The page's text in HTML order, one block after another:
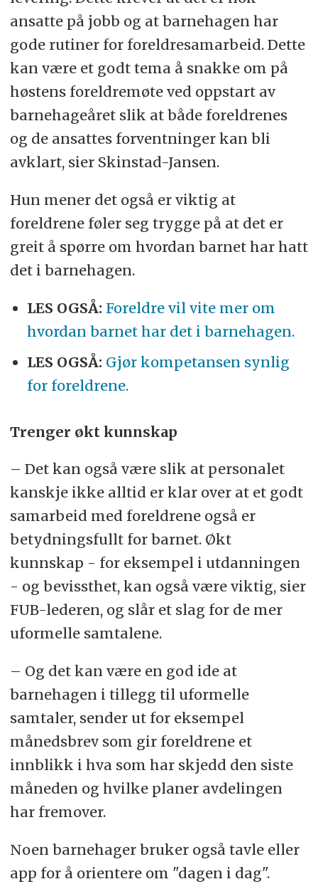
ansatte på jobb og at barnehagen har
gode rutiner for foreldresamarbeid. Dette
kan være et godt tema å snakke om på
høstens foreldremøte ved oppstart av
barnehageåret slik at både foreldrenes
og de ansattes forventninger kan bli
avklart, sier Skinstad-Jansen.
Hun mener det også er viktig at
foreldrene føler seg trygge på at det er
greit å spørre om hvordan barnet har hatt
det i barnehagen.
LES OGSÅ: Foreldre vil vite mer om
hvordan barnet har det i barnehagen.
LES OGSÅ: Gjør kompetansen synlig
for foreldrene.
Trenger økt kunnskap
– Det kan også være slik at personalet
kanskje ikke alltid er klar over at et godt
samarbeid med foreldrene også er
betydningsfullt for barnet. Økt
kunnskap - for eksempel i utdanningen
- og bevissthet, kan også være viktig, sier
FUB-lederen, og slår et slag for de mer
uformelle samtalene.
– Og det kan være en god ide at
barnehagen i tillegg til uformelle
samtaler, sender ut for eksempel
månedsbrev som gir foreldrene et
innblikk i hva som har skjedd den siste
måneden og hvilke planer avdelingen
har fremover.
Noen barnehager bruker også tavle eller
app for å orientere om "dagen i dag".